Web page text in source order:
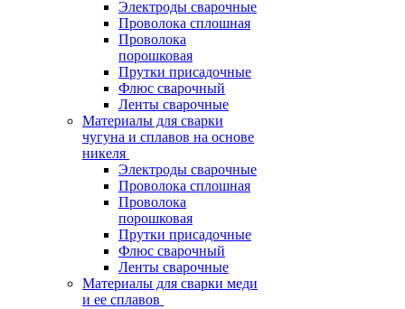
Электроды сварочные
Проволока сплошная
Проволока
порошковая
Прутки присадочные
Флюс сварочный
Ленты сварочные
Материалы для сварки
чугуна и сплавов на основе
никеля
Электроды сварочные
Проволока сплошная
Проволока
порошковая
Прутки присадочные
Флюс сварочный
Ленты сварочные
Материалы для сварки меди
и ее сплавов